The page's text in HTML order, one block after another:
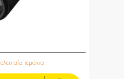
Τελευταία τεμάχια